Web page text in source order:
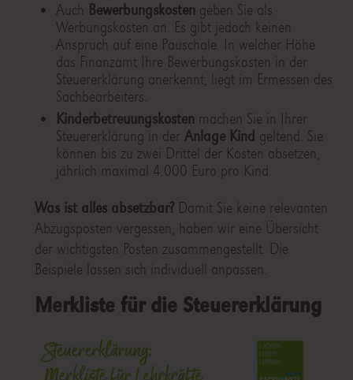
Auch Bewerbungskosten geben Sie als
Werbungskosten an. Es gibt jedoch keinen
Anspruch auf eine Pauschale. In welcher Höhe
das Finanzamt Ihre Bewerbungskosten in der
Steuererklärung anerkennt, liegt im Ermessen des
Sachbearbeiters.
Kinderbetreuungskosten machen Sie in Ihrer
Steuererklärung in der Anlage Kind geltend. Sie
können bis zu zwei Drittel der Kosten absetzen,
jährlich maximal 4.000 Euro pro Kind.
Was ist alles absetzbar? Damit Sie keine relevanten
Abzugsposten vergessen, haben wir eine Übersicht
der wichtigsten Posten zusammengestellt. Die
Beispiele lassen sich individuell anpassen.
Merkliste für die Steuererklärung